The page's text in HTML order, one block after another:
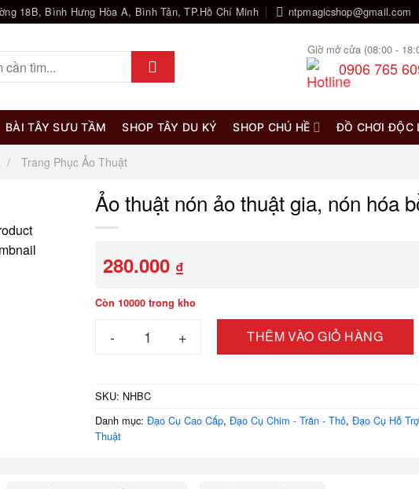
18B, Bình Hưng Hòa A, Bình Tân, TP.Hồ Chí Minh ntpmagicshop@gmail.com
Giờ mở cửa (08:00 -
0906 765
BÀI TÂY SƯU TẦM SHOP TÂY DU KÝ SHOP CHÚ HỀ ĐỒ CHƠI ĐỘC
Trang Phục Ảo Thuật
Ảo thuật nón ảo thuật gia, nón hóa
280.000 ₫
Còn 10000 trong kho
Ảo thuật nón ảo thuật gia, nón hóa bồ câu số lượng
THÊM VÀO GIỎ HÀNG
SKU: NHBC
Danh mục: Đạo Cụ Cao Cấp, Đạo Cụ Chim - Trăn - Thỏ, Đạo Cụ Hỗ Trợ
Thuật